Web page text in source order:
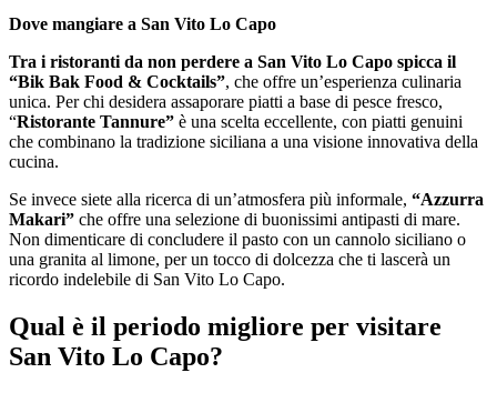
Dove mangiare a San Vito Lo Capo
Tra i ristoranti da non perdere a San Vito Lo Capo spicca il
“Bik Bak Food & Cocktails”, che offre un’esperienza culinaria
unica. Per chi desidera assaporare piatti a base di pesce fresco,
“Ristorante Tannure” è una scelta eccellente, con piatti genuini
che combinano la tradizione siciliana a una visione innovativa della
cucina.
Se invece siete alla ricerca di un’atmosfera più informale, “Azzurra
Makari” che offre una selezione di buonissimi antipasti di mare.
Non dimenticare di concludere il pasto con un cannolo siciliano o
una granita al limone, per un tocco di dolcezza che ti lascerà un
ricordo indelebile di San Vito Lo Capo.
Qual è il periodo migliore per visitare
San Vito Lo Capo?